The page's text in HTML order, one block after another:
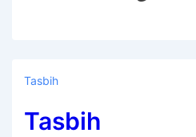
Tasbih
Tasbih